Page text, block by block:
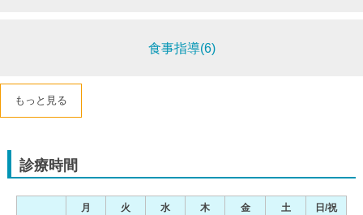
食事指導(6)
もっと見る
診療時間
月 火 水 木 金 土
日/祝